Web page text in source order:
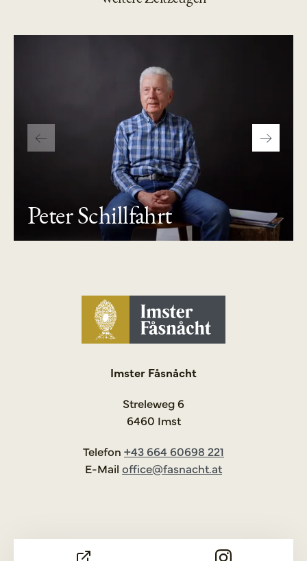
Peter Schillfahrt
Imster Fåsnåcht
Streleweg 6
6460 Imst
Telefon +43 664 60698 221
E-Mail office@fasnacht.at